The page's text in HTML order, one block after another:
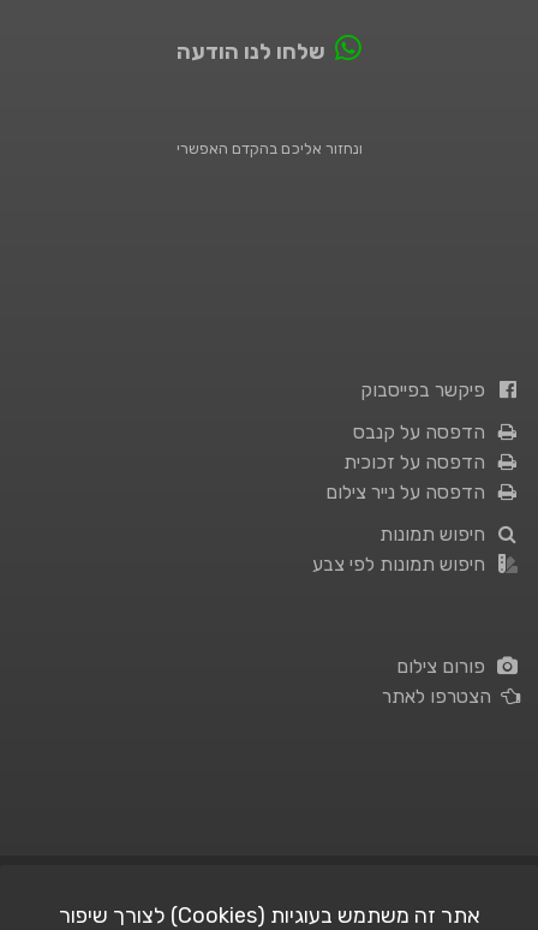
שלחו לנו הודעה
ונחזור אליכם בהקדם האפשרי
פיקשר בפייסבוק
הדפסה על קנבס
הדפסה על זכוכית
הדפסה על נייר צילום
חיפוש תמונות
חיפוש תמונות לפי צבע
פורום צילום
הצטרפו לאתר
אתר זה משתמש בעוגיות (Cookies) לצורך שיפור